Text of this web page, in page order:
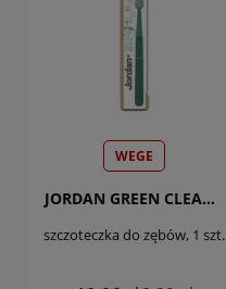
WEGE
JORDAN GREEN CLEAN KIDS
szczoteczka do zębów, 1 szt.